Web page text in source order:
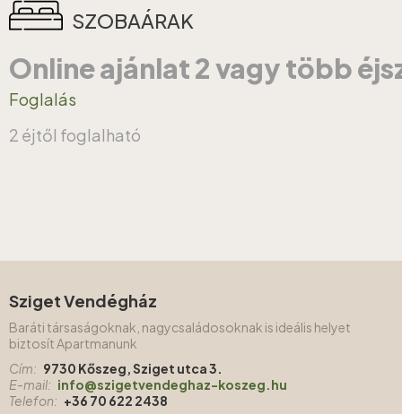
SZOBAÁRAK
Online ajánlat 2 vagy több
Foglalás
2 éjtől foglalható
Sziget Vendégház
Baráti társaságoknak, nagycsaládosoknak is ideális helyet
biztosít Apartmanunk
Cím: 9730 Kőszeg, Sziget utca 3.
E-mail: info@szigetvendeghaz-koszeg.hu
Telefon: +36 70 622 2438